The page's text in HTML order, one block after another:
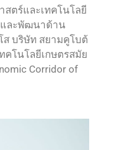
ตร์และเทคโนโลยี
และพัฒนาด้าน
ส บริษัท สยามคูโบต้
คโนโลยีเกษตรสมัย
Corridor of